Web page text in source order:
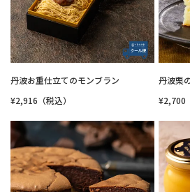
丹波お重仕立てのモンブラン
¥2,916（税込）
丹波栗
¥2,700